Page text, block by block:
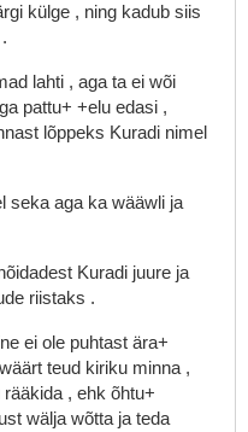
külge , ning kadub siis
.
lahti , aga ta ei wõi
pattu+ +elu edasi ,
lõppeks Kuradi nimel
seka aga ka wääwli ja
Kuradi juure ja
riistaks .
ei ole puhtast ära+
teud kiriku minna ,
rääkida , ehk õhtu+
wälja wõtta ja teda